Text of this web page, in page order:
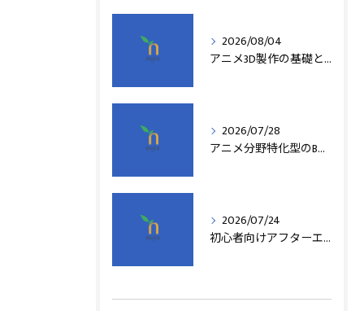
2026/08/04
アニメ3D製作の基礎と実践法
2026/07/28
アニメ分野特化型のB型事業所支援制度の詳細解説
2026/07/24
初心者向けアフターエフェクト動画編集の基本